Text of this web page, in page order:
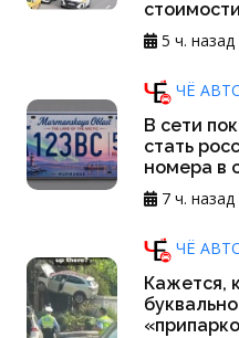
5 ч. назад
ЧЁ
В сети
стать
номера в
7 ч. назад
ЧЁ
Кажется,